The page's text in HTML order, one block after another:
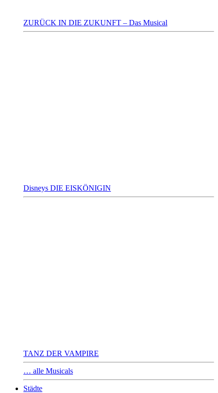
ZURÜCK IN DIE ZUKUNFT – Das Musical
Disneys DIE EISKÖNIGIN
TANZ DER VAMPIRE
… alle Musicals
Städte